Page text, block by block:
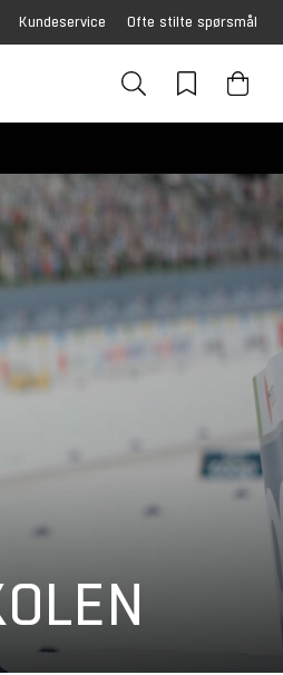
Kundeservice Ofte stilte spørsmål